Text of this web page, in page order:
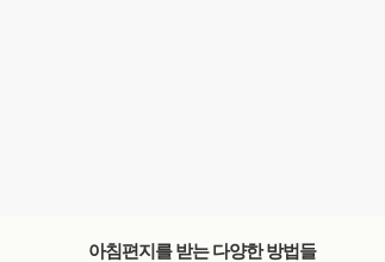
아침편지를 받는 다양한 방법들